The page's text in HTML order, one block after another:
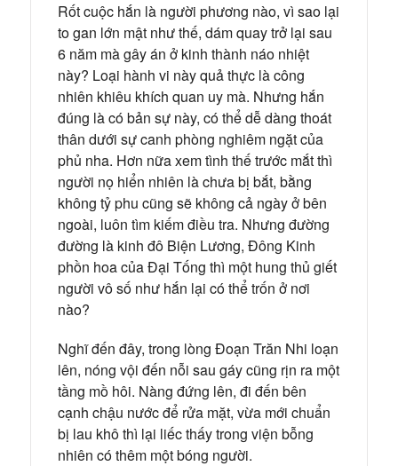
Rốt cuộc hắn là người phương nào, vì sao lại
to gan lớn mật như thế, dám quay trở lại sau
6 năm mà gây án ở kinh thành náo nhiệt
này? Loại hành vi này quả thực là công
nhiên khiêu khích quan uy mà. Nhưng hắn
đúng là có bản sự này, có thể dễ dàng thoát
thân dưới sự canh phòng nghiêm ngặt của
phủ nha. Hơn nữa xem tình thế trước mắt thì
người nọ hiển nhiên là chưa bị bắt, bằng
không tỷ phu cũng sẽ không cả ngày ở bên
ngoài, luôn tìm kiếm điều tra. Nhưng đường
đường là kinh đô Biện Lương, Đông Kinh
phồn hoa của Đại Tống thì một hung thủ giết
người vô số như hắn lại có thể trốn ở nơi
nào?
Nghĩ đến đây, trong lòng Đoạn Trăn Nhi loạn
lên, nóng vội đến nỗi sau gáy cũng rịn ra một
tầng mồ hôi. Nàng đứng lên, đi đến bên
cạnh chậu nước để rửa mặt, vừa mới chuẩn
bị lau khô thì lại liếc thấy trong viện bỗng
nhiên có thêm một bóng người.